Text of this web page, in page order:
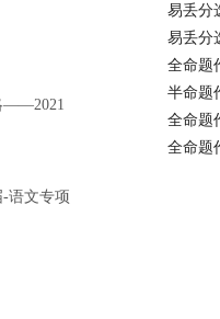
——2021
语文专项
鸡泽县
易丢分
一中学
易丢分
一中学
全命题
语文复
半命题
件，半
全命题
语文复
全命题